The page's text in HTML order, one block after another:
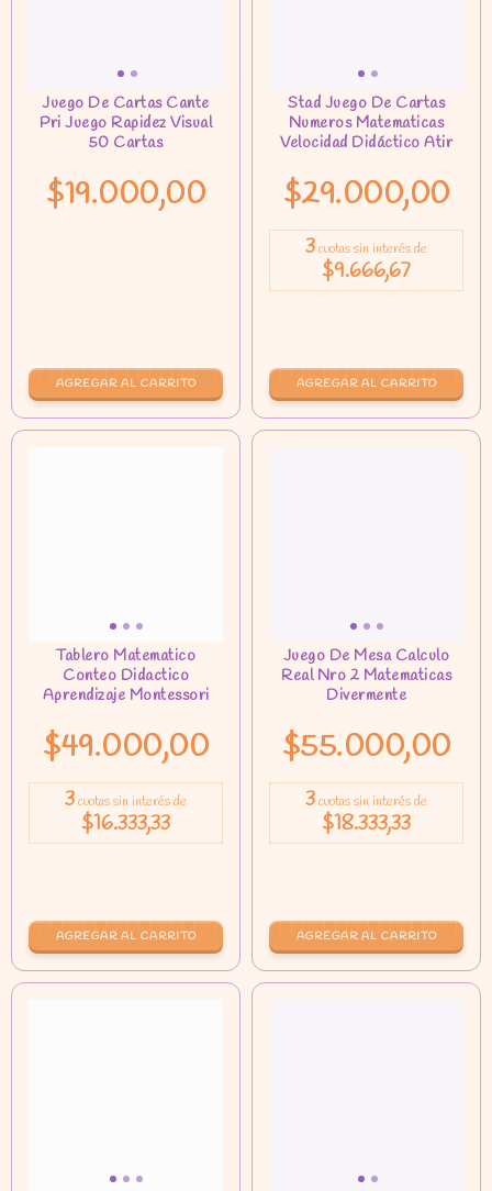
$19.000,00 $29.000,00
3cuotas sin interés de
$9.666,67
$49.000,00
3cuotas sin interés de
$16.333,33
$55.000,00
3cuotas sin interés de
$18.333,33